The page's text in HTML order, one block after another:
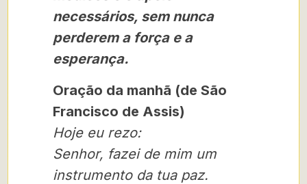
necessários, sem nunca
perderem a força e a
esperança.
Oração da manhã (de São
Francisco de Assis)
Hoje eu rezo:
Senhor, fazei de mim um
instrumento da tua paz.